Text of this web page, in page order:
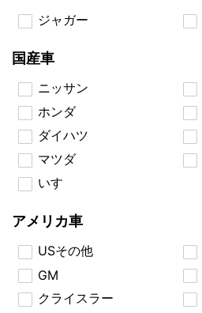
ジャガー
国産車
ニッサン
ホンダ
ダイハツ
マツダ
いすゞ
アメリカ車
USその他
GM
クライスラー